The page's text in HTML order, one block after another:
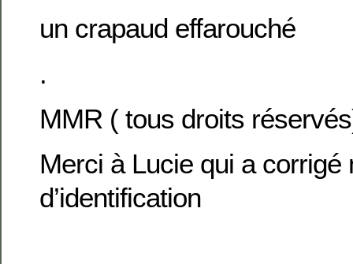
un crapaud effarouché
.
MMR ( tous droits
Merci à Lucie qui a corrigé
d’identification